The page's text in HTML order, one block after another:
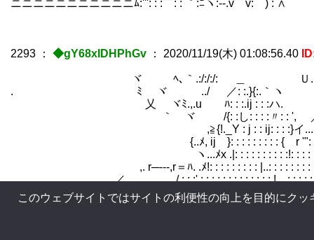
ニニニニニニニニニニニﾑ:''': : :￣: : ｀:ﾆヽ:‐-.v￣v:
2293 ： ◆gY68xIDHPhGv ： 2020/11/19(木) 01:08:56.40
ゞ ヾ ﾍ､｀.:/:/:/: ＿ Ｕ. .
. ゞﾐ ヾ ゝ../ ／: :.}{:.｀ヽ
乂 ヾﾐ.,.u ﾊ: : :.ij : : :ハ.
｀ゞヾ ゝ /{: :し: : : :〃: : ', ／ .
,≧{!._Y : j : : ij: : : :}イ.... _,. r
{..ﾒ, ij }: : : : : : : : : { r '": : : : : : : : .{､
ヽ...ﾒx .|: : : : : : : : : :!: : : : : : :
,. r─---,r＝ﾊ. .ﾒ!: : : : : : : : : |..: : : : : : : : : , '
. ／ / : : :',: : :.; : : : : : : : : :.!....: : : : : , : ' :
__ . / / : : : : ' ,./: : : : : : : : : :j,
＿_.../ ＼''ｱヾ^ー-- ..､ 乂从从从从从X
このウェブサイトではサイトの利便性の向上を目的にク